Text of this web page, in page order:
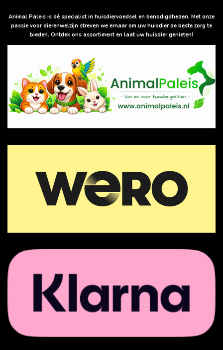
p
p
Animal Paleis is dé specialist in huisdiervoedsel en benodigdheden. Met onze
passie voor dierenwelzijn streven we ernaar om uw huisdier de beste zorg te
bieden. Ontdek ons assortiment en laat uw huisdier genieten!